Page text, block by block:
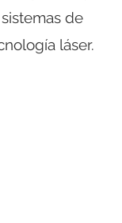
de
láser.